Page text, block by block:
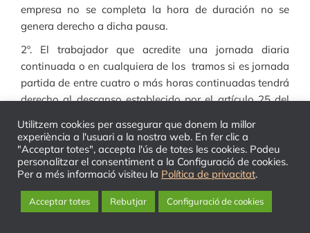
empresa no se completa la hora de duración no se
genera derecho a dicha pausa.
2º. El trabajador que acredite una jornada diaria
continuada o en cualquiera de los tramos si es jornada
partida de entre cuatro o más horas continuadas tendrá
derecho al descanso establecido por el artículo 25 del
establecidos por la empresa la jornada diaria
continuada o cualquiera de sus tramos en jornada
partida no alcanza una duración de cuatro horas no se
acredita el derecho al descanso por dicha causa.
3º. Para la efectividad de los derechos de pausa PVD y
Utilitzem cookies per assegurar que donem la millor
experiència a l'usuari a la nostra web. En fer clic a
"Acceptar totes", accepta l'ús de totes les cookies. Podeu
personalitzar el consentiment a la Configuració de cookies.
Per a més informació visiteu la Política de privacitat.
Acceptar totes Rebutjar Configuració de cookies